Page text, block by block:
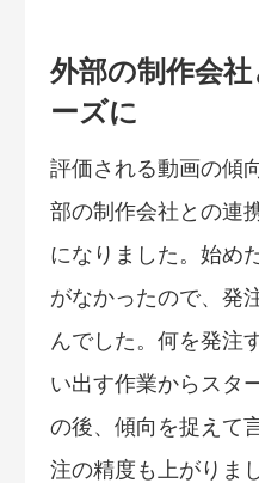
外部の制作会
ーズに
評価される動画の傾
部の制作会社との連
になりました。始め
がなかったので、発
んでした。何を発注
い出す作業からスタ
の後、傾向を捉えて
注の精度も上がりま